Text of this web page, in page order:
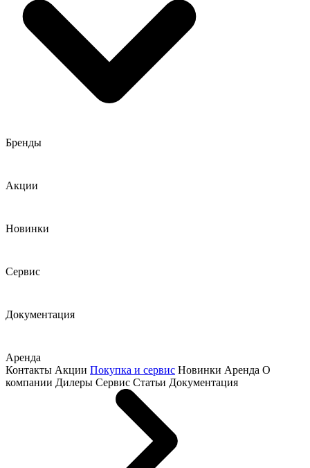
Бренды
Акции
Новинки
Сервис
Документация
Аренда
Контакты Акции Покупка и сервис Новинки Аренда О
компании Дилеры Сервис Статьи Документация